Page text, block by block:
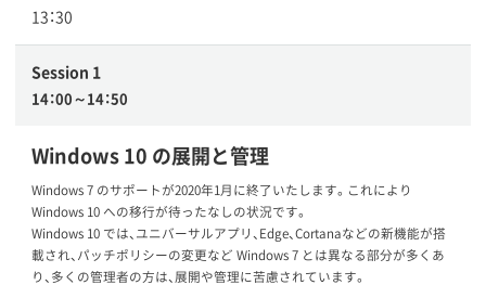
13：30
Session 1
14：00～14：50
Windows 10 の展開と管理
Windows 7 のサポートが2020年1月に終了いたします。これにより
Windows 10 への移行が待ったなしの状況です。
Windows 10 では、ユニバーサルアプリ、Edge、Cortanaなどの新機能が搭
載され、パッチポリシーの変更など Windows 7 とは異なる部分が多くあ
り、多くの管理者の方は、展開や管理に苦慮されています。